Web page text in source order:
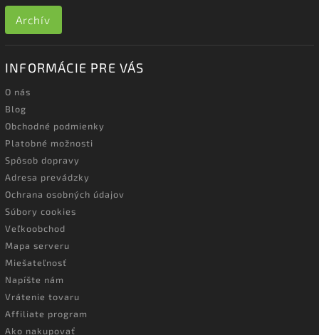
Archív
INFORMÁCIE PRE VÁS
O nás
Blog
Obchodné podmienky
Platobné možnosti
Spôsob dopravy
Adresa prevádzky
Ochrana osobných údajov
Súbory cookies
Veľkoobchod
Mapa serveru
Miešateľnosť
Napíšte nám
Vrátenie tovaru
Affiliate program
Ako nakupovať